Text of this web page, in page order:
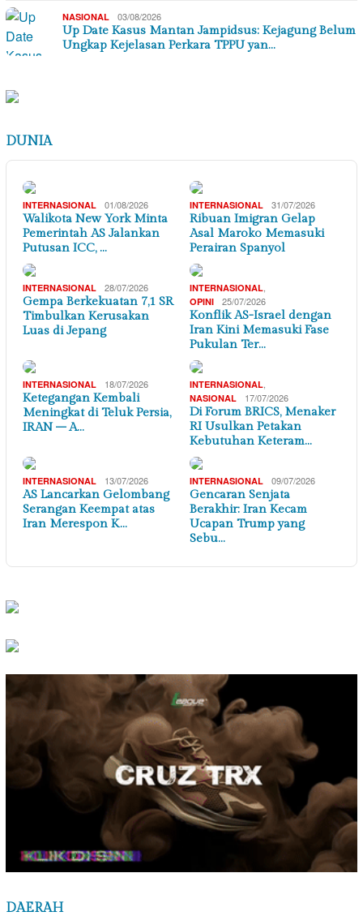
NASIONAL 03/08/2026
Up Date Kasus Mantan Jampidsus: Kejagung Belum
Ungkap Kejelasan Perkara TPPU yan…
DUNIA
INTERNASIONAL 01/08/2026
Walikota New York Minta
Pemerintah AS Jalankan
Putusan ICC, …
INTERNASIONAL 31/07/2026
Ribuan Imigran Gelap
Asal Maroko Memasuki
Perairan Spanyol
INTERNASIONAL 28/07/2026
Gempa Berkekuatan 7,1 SR
Timbulkan Kerusakan
Luas di Jepang
INTERNASIONAL
OPINI 25/07/2026
Konflik AS-Israel dengan
Iran Kini Memasuki Fase
Pukulan Ter…
INTERNASIONAL 18/07/2026
Ketegangan Kembali
Meningkat di Teluk Persia,
IRAN – A…
INTERNASIONAL
NASIONAL 17/07/2026
Di Forum BRICS, Menaker
RI Usulkan Petakan
Kebutuhan Keteram…
INTERNASIONAL 13/07/2026
AS Lancarkan Gelombang
Serangan Keempat atas
Iran Merespon K…
INTERNASIONAL 09/07/2026
Gencaran Senjata
Berakhir: Iran Kecam
Ucapan Trump yang
Sebu…
DAERAH